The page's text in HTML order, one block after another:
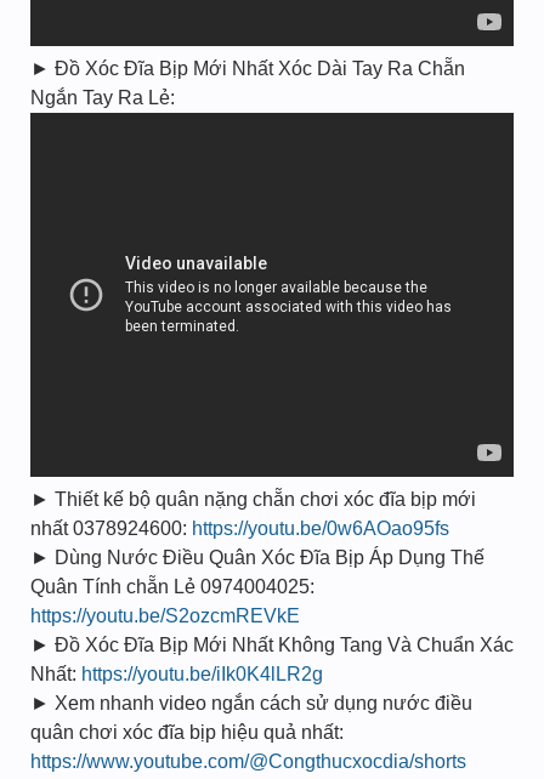
► Đồ Xóc Đĩa Bịp Mới Nhất Xóc Dài Tay Ra Chẵn
Ngắn Tay Ra Lẻ:
► Thiết kế bộ quân nặng chẵn chơi xóc đĩa bịp mới
nhất 0378924600: https://youtu.be/0w6AOao95fs
► Dùng Nước Điều Quân Xóc Đĩa Bịp Áp Dụng Thế
Quân Tính chẵn Lẻ 0974004025:
https://youtu.be/S2ozcmREVkE
► Đồ Xóc Đĩa Bịp Mới Nhất Không Tang Và Chuẩn Xác
Nhất: https://youtu.be/iIk0K4lLR2g
► Xem nhanh video ngắn cách sử dụng nước điều
quân chơi xóc đĩa bịp hiệu quả nhất:
https://www.youtube.com/@Congthucxocdia/shorts